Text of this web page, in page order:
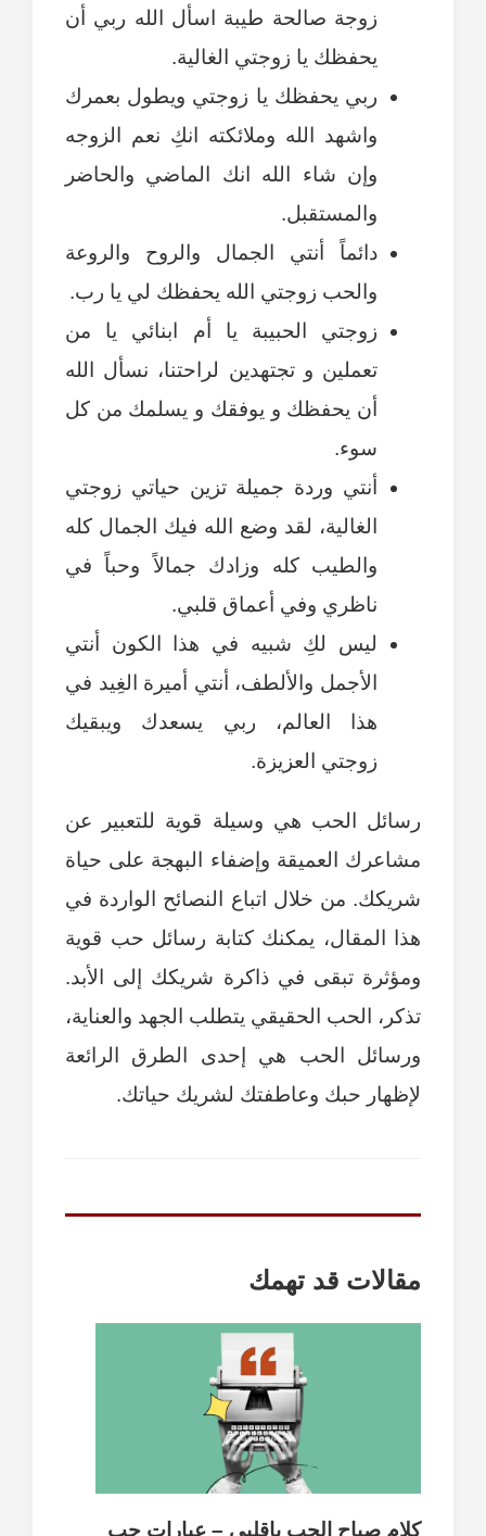
زوجة صالحة طيبة اسأل الله ربي أن
يحفظك يا زوجتي الغالية.
ربي يحفظك يا زوجتي ويطول بعمرك
واشهد الله وملائكته انكِ نعم الزوجه
وإن شاء الله انك الماضي والحاضر
والمستقبل.
دائماً أنتي الجمال والروح والروعة
والحب زوجتي الله يحفظك لي يا رب.
زوجتي الحبيبة يا أم ابنائي يا من
تعملين و تجتهدين لراحتنا، نسأل الله
أن يحفظك و يوفقك و يسلمك من كل
سوء.
أنتي وردة جميلة تزين حياتي زوجتي
الغالية، لقد وضع الله فيك الجمال كله
والطيب كله وزادك جمالاً وحباً في
ناظري وفي أعماق قلبي.
ليس لكِ شبيه في هذا الكون أنتي
الأجمل والألطف، أنتي أميرة الغِيد في
هذا العالم، ربي يسعدك ويبقيك
زوجتي العزيزة.
رسائل الحب هي وسيلة قوية للتعبير عن
مشاعرك العميقة وإضفاء البهجة على حياة
شريكك. من خلال اتباع النصائح الواردة في
هذا المقال، يمكنك كتابة رسائل حب قوية
ومؤثرة تبقى في ذاكرة شريكك إلى الأبد.
تذكر، الحب الحقيقي يتطلب الجهد والعناية،
ورسائل الحب هي إحدى الطرق الرائعة
لإظهار حبك وعاطفتك لشريك حياتك.
مقالات قد تهمك
كلام صباح الحب ياقلبي – عبارات حب